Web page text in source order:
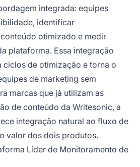
integrada: equipes
identificar
otimizado e medir
plataforma. Essa integração
ciclos de otimização e torna o
de marketing sem
marcas que já utilizam as
de conteúdo da Writesonic, a
integração natural ao fluxo de
valor dos dois produtos.
Líder de Monitoramento de